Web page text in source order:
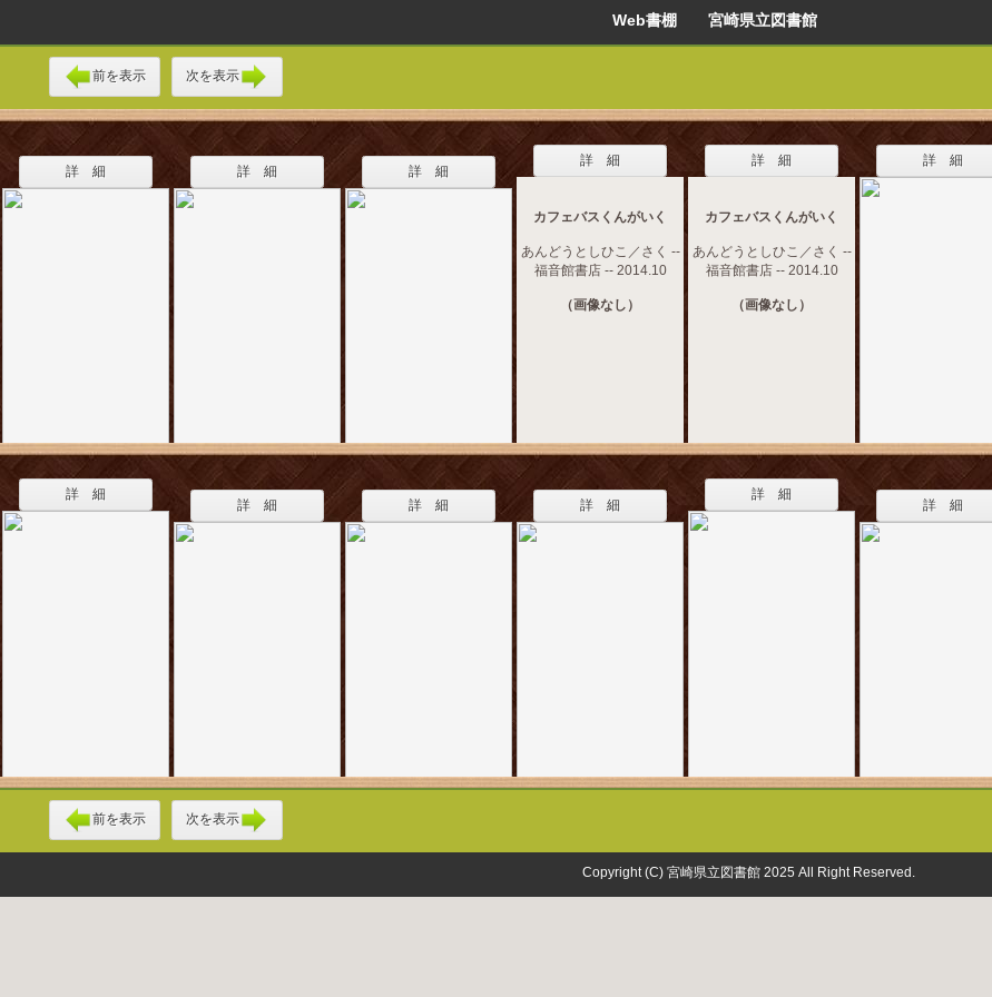
Web書棚 宮崎県立図書館
前を表示 次を表示
詳 細 詳 細 詳 細
詳 細
カフェバスくんがいく
あんどうとしひこ／さく --
福音館書店 -- 2014.10
（画像なし）
詳 細
カフェバスくんがいく
あんどうとしひこ／さく --
福音館書店 -- 2014.10
（画像なし）
詳 細
詳 細
詳 細 詳 細 詳 細
詳 細
詳 細
前を表示 次を表示
Copyright (C) 宮崎県立図書館 2025 All Right Reserved.